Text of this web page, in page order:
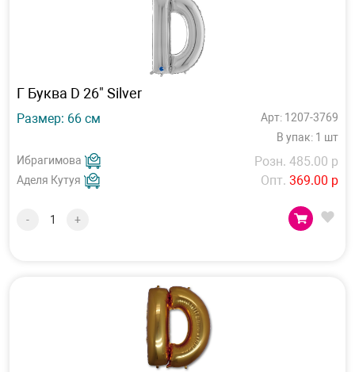
Г Буква D 26" Silver
Размер: 66 см
Арт: 1207-3769
В упак: 1 шт
Ибрагимова
Аделя Кутуя
Розн. 485.00 р
Опт. 369.00 р
- +